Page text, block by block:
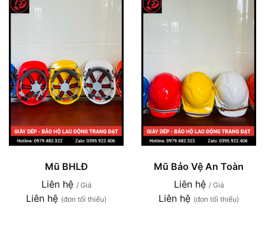
Mũ BHLĐ
Liên hệ / Giá
Liên hệ (đơn tối thiểu)
Mũ Bảo Vệ An Toàn
Liên hệ / Giá
Liên hệ (đơn tối thiểu)